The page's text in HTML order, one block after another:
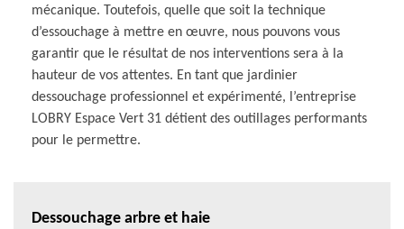
mécanique. Toutefois, quelle que soit la technique
d’essouchage à mettre en œuvre, nous pouvons vous
garantir que le résultat de nos interventions sera à la
hauteur de vos attentes. En tant que jardinier
dessouchage professionnel et expérimenté, l’entreprise
LOBRY Espace Vert 31 détient des outillages performants
pour le permettre.
Dessouchage arbre et haie